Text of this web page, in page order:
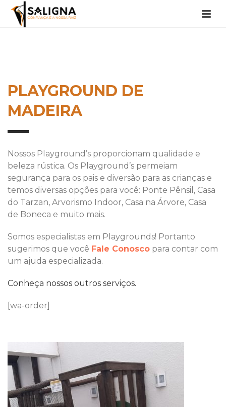
PLAYGROUND DE
MADEIRA
Nossos Playground’s proporcionam qualidade e
beleza rústica. Os Playground’s permeiam
segurança para os pais e diversão para as crianças e
temos diversas opções para você: Ponte Pênsil, Casa
do Tarzan, Arvorismo Indoor, Casa na Árvore, Casa
de Boneca e muito mais.
Somos especialistas em Playgrounds! Portanto
sugerimos que você Fale Conosco para contar com
um ajuda especializada.
Conheça nossos outros serviços.
[wa-order]